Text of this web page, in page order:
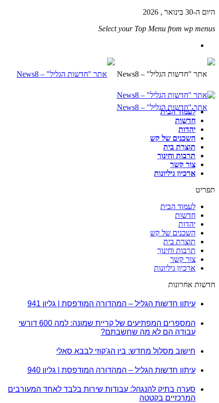
היום ה-30 בינואר , 2026
Select your Top Menu from wp menus
לעמוד הבית
חדשות
יהדות
השכנים של קש
תוצרת בית
תרבות וחינוך
צור קשר
ארכיון גיליונות
תפריט
לעמוד הבית
חדשות
יהדות
השכנים של קש
תוצרת בית
תרבות וחינוך
צור קשר
ארכיון גיליונות
חדשות אחרונות
עיתון חדשות הגליל – המהדורה המודפסת | גליון 941
המספרים המפתיעים של קריית שמונה: למה 600 דורשי
עבודה הם לא מה שחשבתם?
חישוב מסלול מחדש: בין הג'קוזי לבבא סאלי
עיתון חדשות הגליל – המהדורה המודפסת | גליון 940
סערה בתיק להנגהל: עבודות שירות בלבד לאחד המעורבים
המרכזיים בקטטה